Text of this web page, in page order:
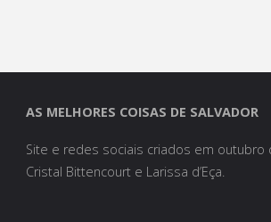
AS MELHORES COISAS DE SALVADOR
Site e redes sociais criados em outubro
Cristal Bittencourt e Larissa d’Eça.